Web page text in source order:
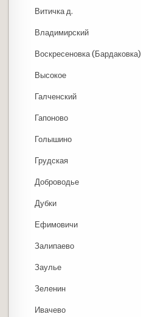
Витичка д.
Владимирский
Воскресеновка (Бардаковка)
Высокое
Галченский
Гапоново
Голышино
Грудская
Доброводье
Дубки
Ефимовичи
Залипаево
Заулье
Зеленин
Ивачево